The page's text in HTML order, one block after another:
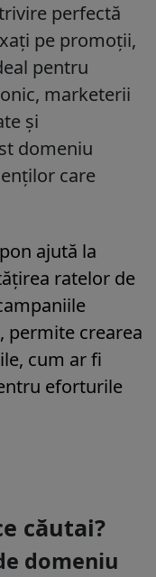
perfectă
pe promoții,
pentru
marketerii
și
domeniu
care
ajută la
ratelor de
permite crearea
cum ar fi
eforturile
căutai?
domeniu